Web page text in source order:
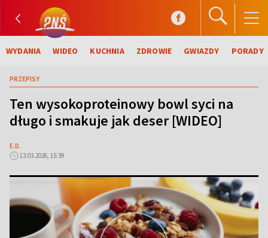
WYDANIA WIDEO KUCHNIA ZDROWIE GWIAZDY PORADY
PRZEPISY
Ten wysokoproteinowy bowl syci na
długo i smakuje jak deser [WIDEO]
E.D.
13.03.2026, 15:39